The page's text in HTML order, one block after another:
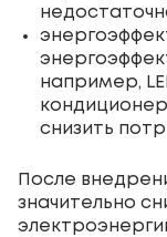
например,
снизить
После
значительно